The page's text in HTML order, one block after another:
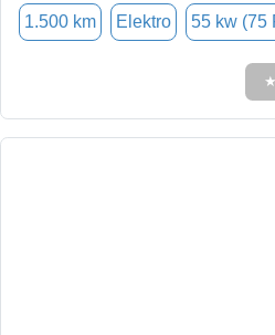
1.500 km Elektro 55 kw (75
★